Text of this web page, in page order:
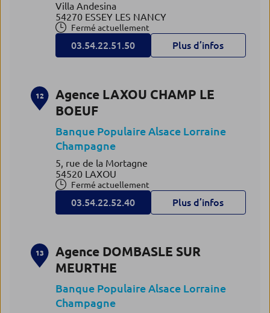
Villa Andesina
54270 ESSEY LES NANCY
Fermé actuellement
03.54.22.51.50 Plus d’infos
12
Agence LAXOU CHAMP LE
BOEUF
Banque Populaire Alsace Lorraine
Champagne
5, rue de la Mortagne
54520 LAXOU
Fermé actuellement
03.54.22.52.40 Plus d’infos
13
Agence DOMBASLE SUR
MEURTHE
Banque Populaire Alsace Lorraine
Champagne